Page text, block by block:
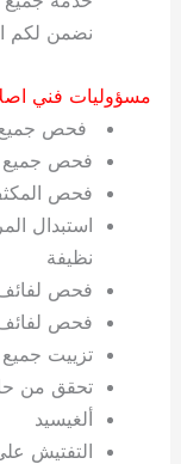
نضمن لكم
مسؤوليات فني
فحص جميع
فحص جميع
فحص
استبدال
نظيفة
فحص لفائف
فحص
تزييت
تحقق من
ألغيسيد
التفتيش